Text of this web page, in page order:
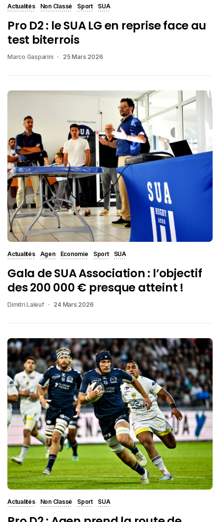
Actualités Non Classé Sport SUA
Pro D2 : le SUA LG en reprise face au
test biterrois
Marco Gasparini 25 Mars 2026
Actualités Agen Economie Sport SUA
Gala de SUA Association : l’objectif
des 200 000 € presque atteint !
Dimitri Laleuf 24 Mars 2026
Actualités Non Classé Sport SUA